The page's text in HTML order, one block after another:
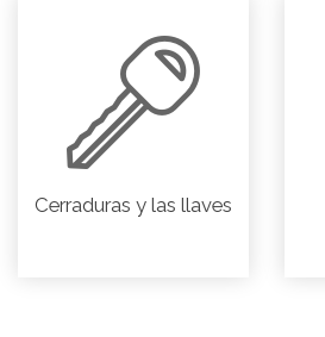
Cerraduras y las llaves